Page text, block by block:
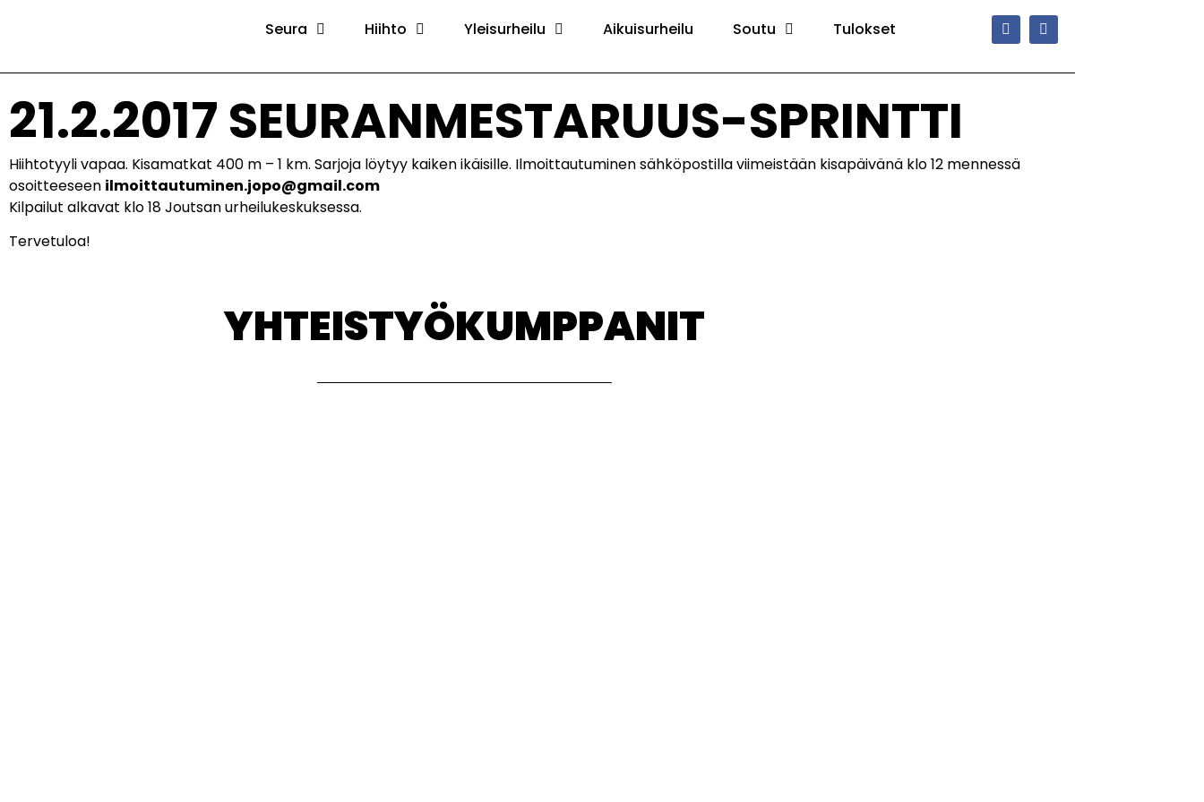
Seura Hiihto Yleisurheilu Aikuisurheilu Soutu Tulokset
21.2.2017 SEURANMESTARUUS-SPRINTTI
Hiihtotyyli vapaa. Kisamatkat 400 m – 1 km. Sarjoja löytyy kaiken ikäisille. Ilmoittautuminen sähköpostilla viimeistään kisapäivänä klo 12 mennessä
osoitteeseen ilmoittautuminen.jopo@gmail.com
Kilpailut alkavat klo 18 Joutsan urheilukeskuksessa.
Tervetuloa!
YHTEISTYÖKUMPPANIT